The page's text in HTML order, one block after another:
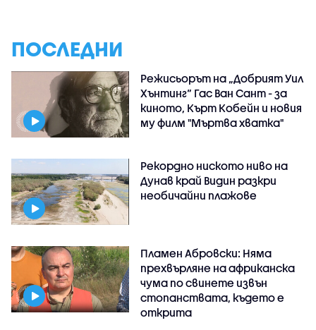
ПОСЛЕДНИ
Режисьорът на „Добрият Уил
Хънтинг“ Гас Ван Сант - за
киното, Кърт Кобейн и новия
му филм "Мъртва хватка"
Рекордно ниското ниво на
Дунав край Видин разкри
необичайни плажове
Пламен Абровски: Няма
прехвърляне на африканска
чума по свинете извън
стопанствата, където е
открита